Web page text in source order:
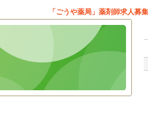
「ごうや薬局」薬剤師求人募